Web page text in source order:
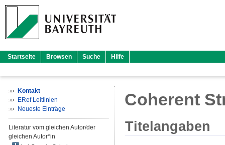
Startseite Browsen Suche Hilfe
Kontakt
ERef Leitlinien
Neueste Einträge
Literatur vom gleichen Autor/der
gleichen Autor*in
Coherent
Titelangaben